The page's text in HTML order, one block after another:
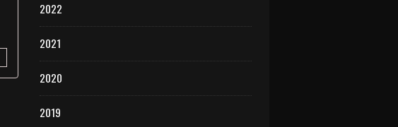
2022
2021
2020
2019